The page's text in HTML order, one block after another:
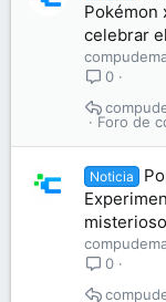
Pokémon
celebrar
0
Foro de
Noticia
0